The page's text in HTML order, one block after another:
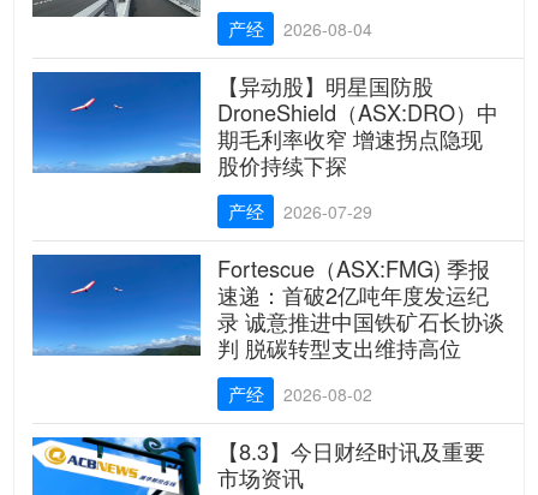
产经 2026-08-04
【异动股】明星国防股
DroneShield（ASX:DRO）中
期毛利率收窄 增速拐点隐现
股价持续下探
产经 2026-07-29
Fortescue（ASX:FMG) 季报
速递：首破2亿吨年度发运纪
录 诚意推进中国铁矿石长协谈
判 脱碳转型支出维持高位
产经 2026-08-02
【8.3】今日财经时讯及重要
市场资讯